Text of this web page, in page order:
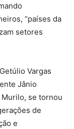
“países da
setores
Vargas
Jânio
Murilo, se tornou
de
e